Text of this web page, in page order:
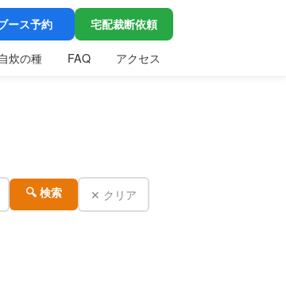
ース予約 宅配裁断依頼
自炊の種 FAQ アクセス
🔍 検索 ✕ クリア